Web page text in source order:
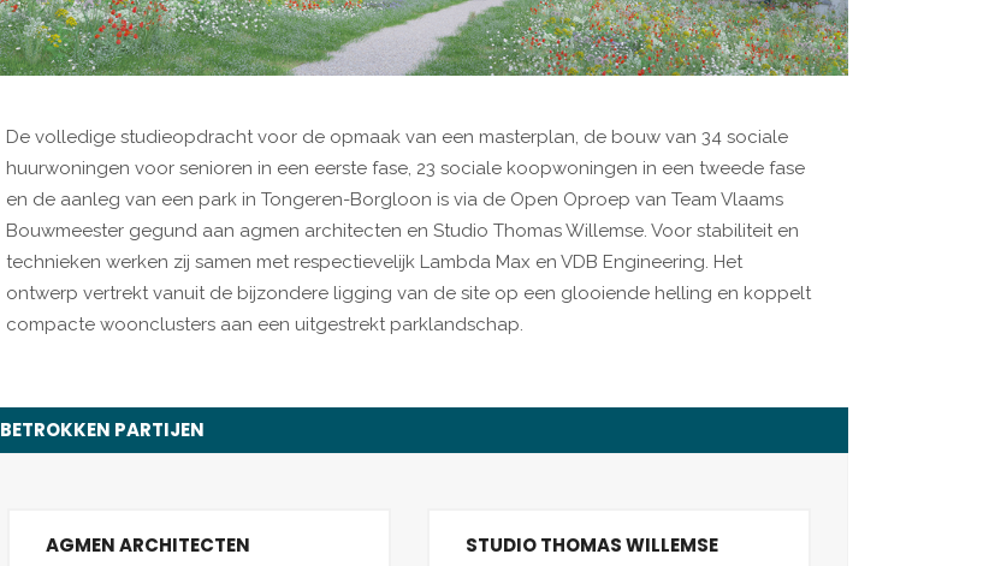
De volledige studieopdracht voor de opmaak van een masterplan, de bouw van 34 sociale
huurwoningen voor senioren in een eerste fase, 23 sociale koopwoningen in een tweede fase
en de aanleg van een park in Tongeren-Borgloon is via de Open Oproep van Team Vlaams
Bouwmeester gegund aan agmen architecten en Studio Thomas Willemse. Voor stabiliteit en
technieken werken zij samen met respectievelijk Lambda Max en VDB Engineering. Het
ontwerp vertrekt vanuit de bijzondere ligging van de site op een glooiende helling en koppelt
compacte woonclusters aan een uitgestrekt parklandschap.
BETROKKEN PARTIJEN
AGMEN ARCHITECTEN STUDIO THOMAS WILLEMSE